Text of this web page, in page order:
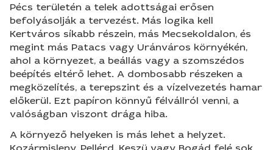
Pécs területén a telek adottságai erősen
befolyásolják a tervezést. Más logika kell
Kertváros síkabb részein, más Mecsekoldalon, és
megint más Patacs vagy Uránváros környékén,
ahol a környezet, a beállás vagy a szomszédos
beépítés eltérő lehet. A dombosabb részeken a
megközelítés, a terepszint és a vízelvezetés hamar
előkerül. Ezt papíron könnyű félvállról venni, a
valóságban viszont drága hiba.
A környező helyeken is más lehet a helyzet.